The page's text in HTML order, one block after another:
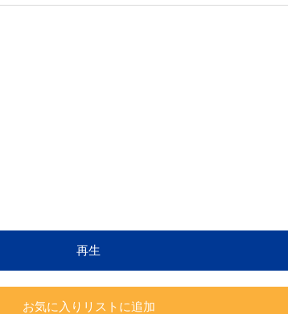
再生
お気に入りリストに追加